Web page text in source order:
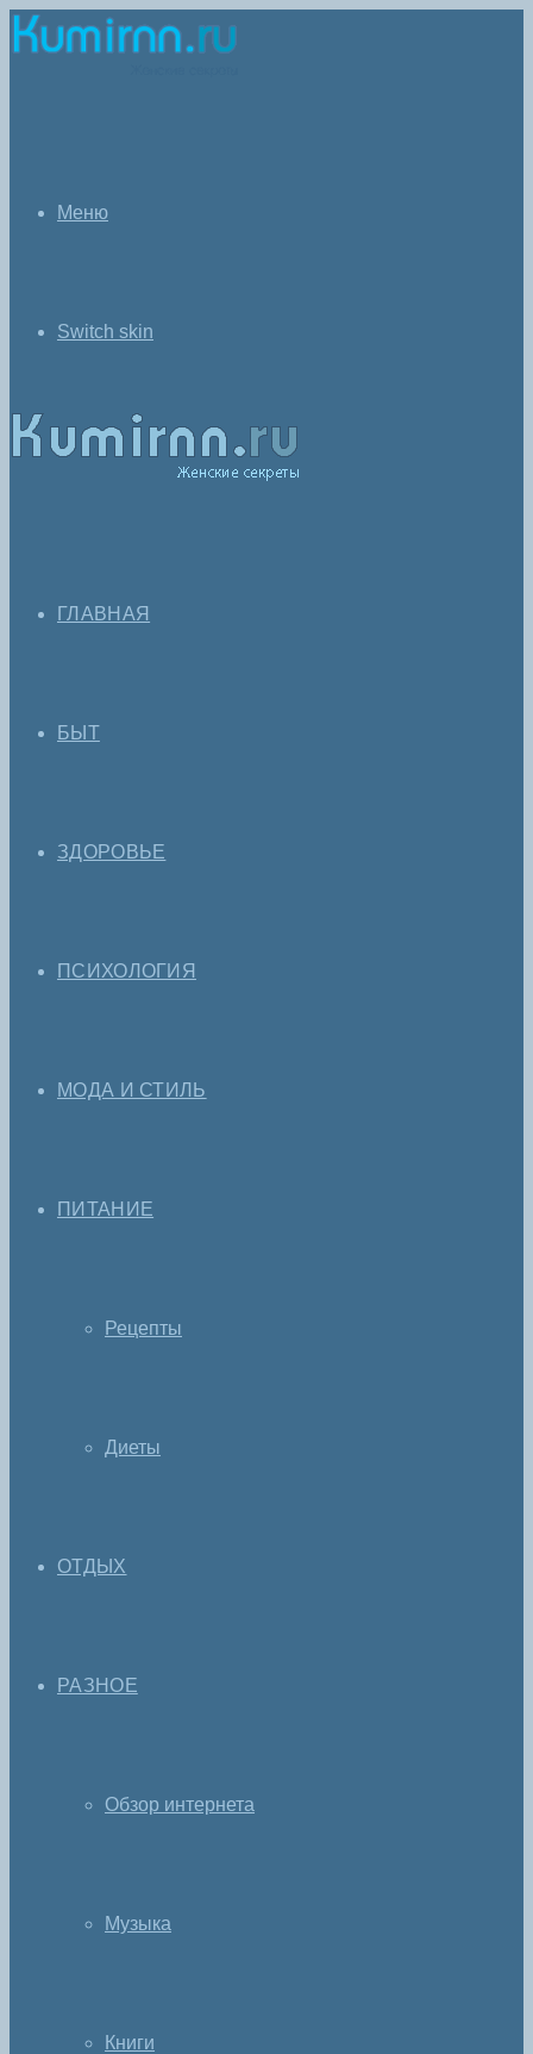
Меню
Switch skin
ГЛАВНАЯ
БЫТ
ЗДОРОВЬЕ
ПСИХОЛОГИЯ
МОДА И СТИЛЬ
ПИТАНИЕ
Рецепты
Диеты
ОТДЫХ
РАЗНОЕ
Обзор интернета
Музыка
Книги